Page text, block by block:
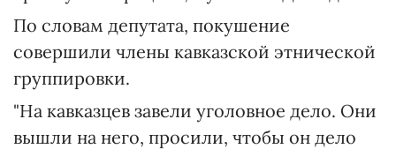
По словам депутата, покушение
совершили члены кавказской этнической
группировки.
"На кавказцев завели уголовное дело. Они
вышли на него, просили, чтобы он дело